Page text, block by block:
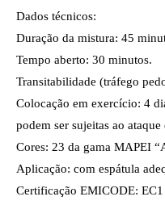
Dados técnicos:
Duração da mistura: 45
Tempo aberto: 30 minutos.
Transitabilidade (tráfego
Colocação em exercício: 4
podem ser sujeitas ao
Cores: 23 da gama MAPEI
Aplicação: com espátula
Certificação EMICODE: